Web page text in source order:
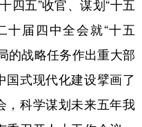
五”收官、谋划“十五
十届四中全会就“十五
的战略任务作出重大部
式现代化建设擘画了
，科学谋划未来五年我